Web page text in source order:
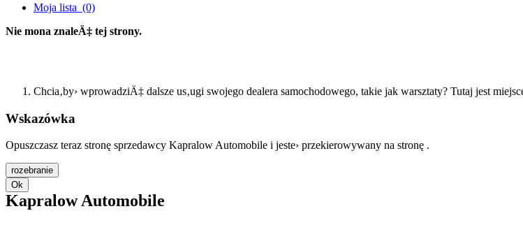
Moja lista (0)
Nie mona znaleÄ‡ tej strony.
Chcia‚by› wprowadziÄ‡ dalsze us‚ugi swojego dealera samochodowego, takie jak warsztaty? Tutaj jest
Wskazówka
Opuszczasz teraz stronę sprzedawcy Kapralow Automobile i jeste› przekierowywany na stronę .
rozebranie
Ok
Kapralow Automobile